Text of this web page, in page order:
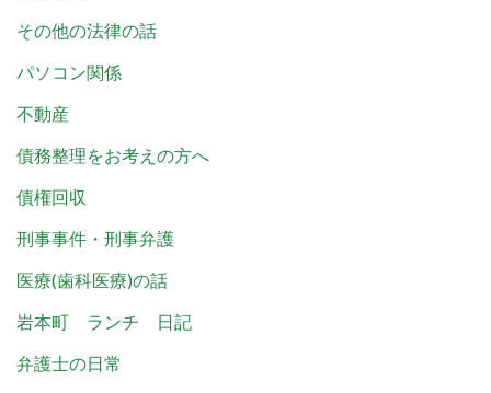
その他の法律の話
パソコン関係
不動産
債務整理をお考えの方へ
債権回収
刑事事件・刑事弁護
医療(歯科医療)の話
岩本町 ランチ 日記
弁護士の日常